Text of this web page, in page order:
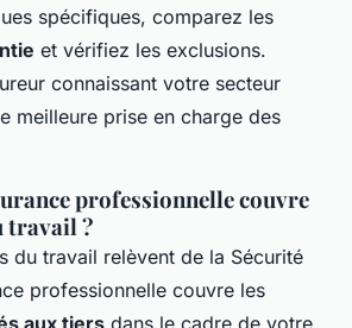
spécifiques, comparez les
et vérifiez les exclusions.
connaissant votre secteur
meilleure prise en charge des
professionnelle couvre
travail ?
du travail relèvent de la Sécurité
professionnelle couvre les
aux tiers dans le cadre de votre